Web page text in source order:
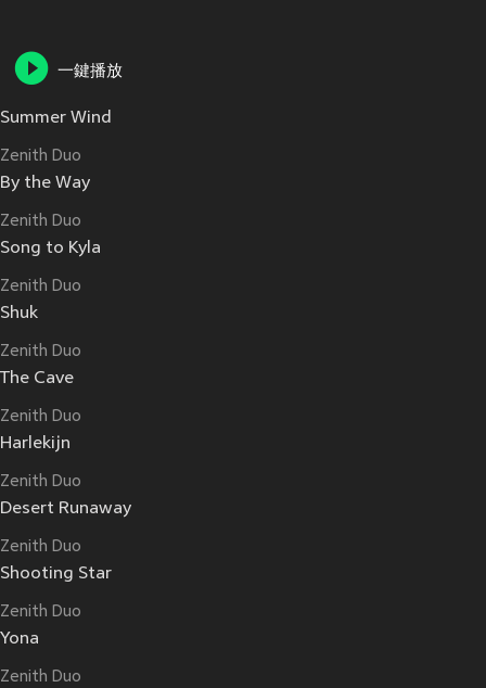
一鍵播放
Summer Wind
Zenith Duo
By the Way
Zenith Duo
Song to Kyla
Zenith Duo
Shuk
Zenith Duo
The Cave
Zenith Duo
Harlekijn
Zenith Duo
Desert Runaway
Zenith Duo
Shooting Star
Zenith Duo
Yona
Zenith Duo